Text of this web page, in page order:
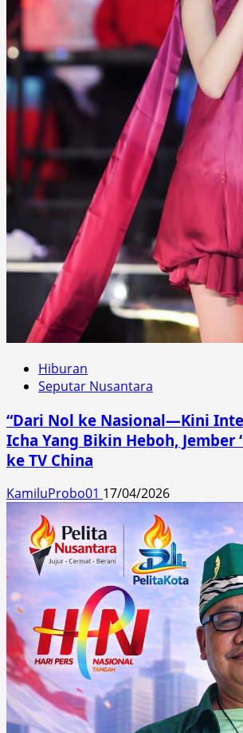
Hiburan
Seputar Nusantara
“Dari Nol ke Nasional—Kini
Icha Yang Bikin Heboh, Jember
ke TV China
KamiluProbo01 17/04/2026